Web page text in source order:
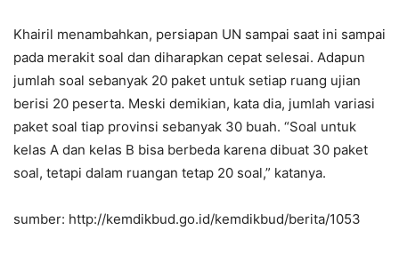
Khairil menambahkan, persiapan UN sampai saat ini sampai
pada merakit soal dan diharapkan cepat selesai. Adapun
jumlah soal sebanyak 20 paket untuk setiap ruang ujian
berisi 20 peserta. Meski demikian, kata dia, jumlah variasi
paket soal tiap provinsi sebanyak 30 buah. “Soal untuk
kelas A dan kelas B bisa berbeda karena dibuat 30 paket
soal, tetapi dalam ruangan tetap 20 soal,” katanya.
sumber: http://kemdikbud.go.id/kemdikbud/berita/1053